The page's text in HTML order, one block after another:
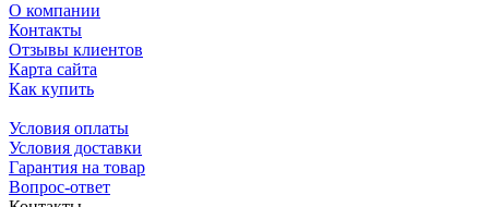
О компании
Контакты
Отзывы клиентов
Карта сайта
Как купить
Условия оплаты
Условия доставки
Гарантия на товар
Вопрос-ответ